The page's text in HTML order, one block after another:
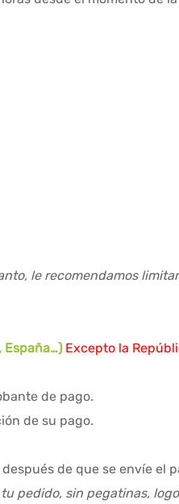
le recomendamos
España…) Excepto la
de pago.
de su pago.
después de que se envíe el
pedido, sin pegatinas,